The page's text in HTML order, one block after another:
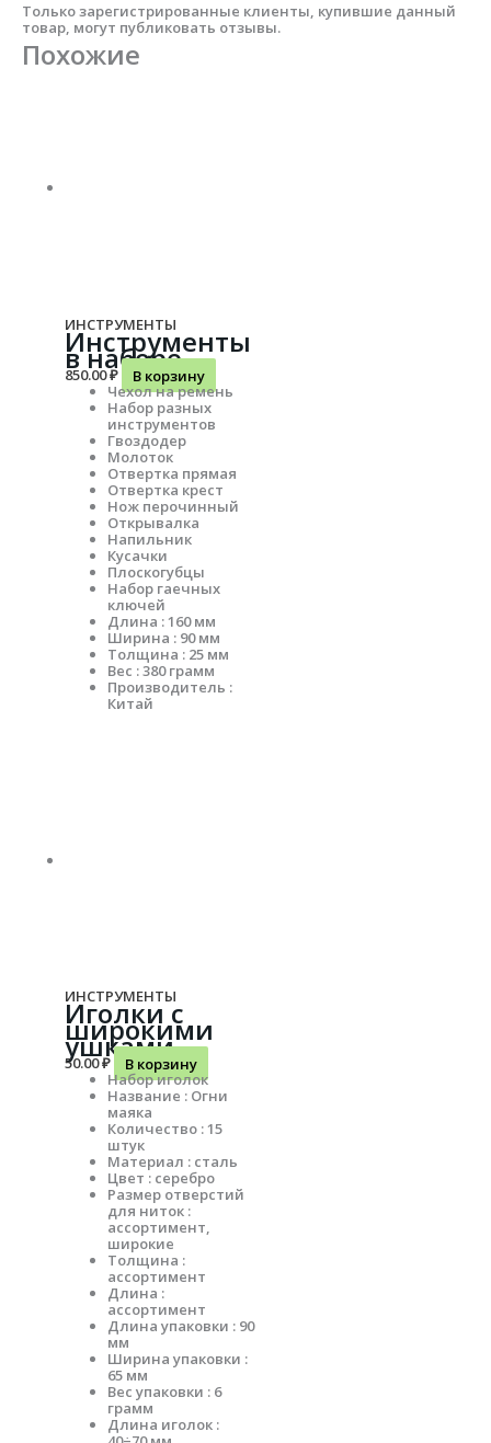
Только зарегистрированные клиенты, купившие данный
товар, могут публиковать отзывы.
Похожие
ИНСТРУМЕНТЫ
Инструменты
в наборе
850.00₽
В корзину
Чехол на ремень
Набор разных
инструментов
Гвоздодер
Молоток
Отвертка прямая
Отвертка крест
Нож перочинный
Открывалка
Напильник
Кусачки
Плоскогубцы
Набор гаечных
ключей
Длина : 160 мм
Ширина : 90 мм
Толщина : 25 мм
Вес : 380 грамм
Производитель :
Китай
ИНСТРУМЕНТЫ
Иголки с
широкими
ушками
50.00₽
В корзину
Набор иголок
Название : Огни
маяка
Количество : 15
штук
Материал : сталь
Цвет : серебро
Размер отверстий
для ниток :
ассортимент,
широкие
Толщина :
ассортимент
Длина :
ассортимент
Длина упаковки : 90
мм
Ширина упаковки :
65 мм
Вес упаковки : 6
грамм
Длина иголок :